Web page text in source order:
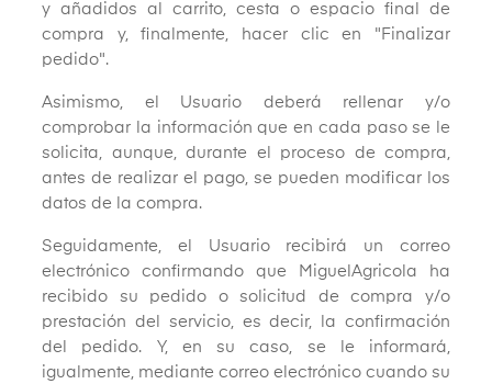
y añadidos al carrito, cesta o espacio final de
compra y, finalmente, hacer clic en "Finalizar
pedido".
Asimismo, el Usuario deberá rellenar y/o
comprobar la información que en cada paso se le
solicita, aunque, durante el proceso de compra,
antes de realizar el pago, se pueden modificar los
datos de la compra.
Seguidamente, el Usuario recibirá un correo
electrónico confirmando que MiguelAgricola ha
recibido su pedido o solicitud de compra y/o
prestación del servicio, es decir, la confirmación
del pedido. Y, en su caso, se le informará,
igualmente, mediante correo electrónico cuando su